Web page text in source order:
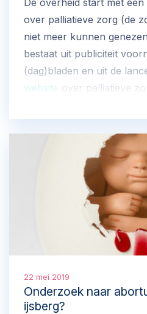
De overheid start met
over palliatieve zorg (de
niet meer kunnen
bestaat uit publiciteit
(dag)bladen en uit de
website over palliatieve
in zijn opzet. De NPV
jaren meegepraat en
22 mei 2019
Onderzoek naar
ijsberg?